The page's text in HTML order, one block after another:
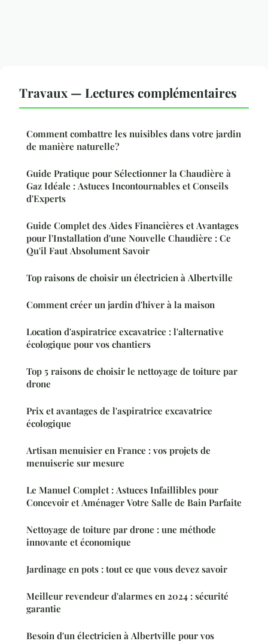
Travaux — Lectures complémentaires
Comment combattre les nuisibles dans votre jardin
de manière naturelle?
Guide Pratique pour Sélectionner la Chaudière à
Gaz Idéale : Astuces Incontournables et Conseils
d'Experts
Guide Complet des Aides Financières et Avantages
pour l'Installation d'une Nouvelle Chaudière : Ce
Qu'il Faut Absolument Savoir
Top raisons de choisir un électricien à Albertville
Comment créer un jardin d'hiver à la maison
Location d'aspiratrice excavatrice : l'alternative
écologique pour vos chantiers
Top 5 raisons de choisir le nettoyage de toiture par
drone
Prix et avantages de l'aspiratrice excavatrice
écologique
Artisan menuisier en France : vos projets de
menuiserie sur mesure
Le Manuel Complet : Astuces Infaillibles pour
Concevoir et Aménager Votre Salle de Bain Parfaite
Nettoyage de toiture par drone : une méthode
innovante et économique
Jardinage en pots : tout ce que vous devez savoir
Meilleur revendeur d'alarmes en 2024 : sécurité
garantie
Besoin d'un électricien à Albertville pour vos